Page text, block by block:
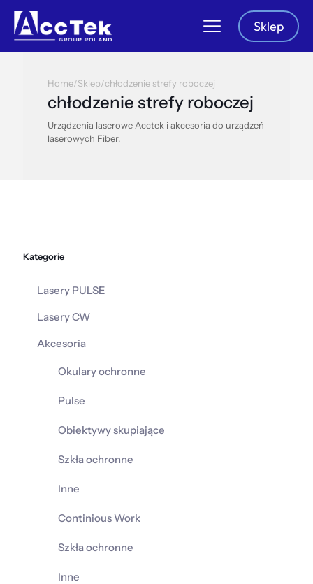
Sklep
Home/Sklep/chłodzenie strefy roboczej
chłodzenie strefy roboczej
Urządzenia laserowe Acctek i akcesoria do urządzeń
laserowych Fiber.
Kategorie
Lasery PULSE
Lasery CW
Akcesoria
Okulary ochronne
Pulse
Obiektywy skupiające
Szkła ochronne
Inne
Continious Work
Szkła ochronne
Inne